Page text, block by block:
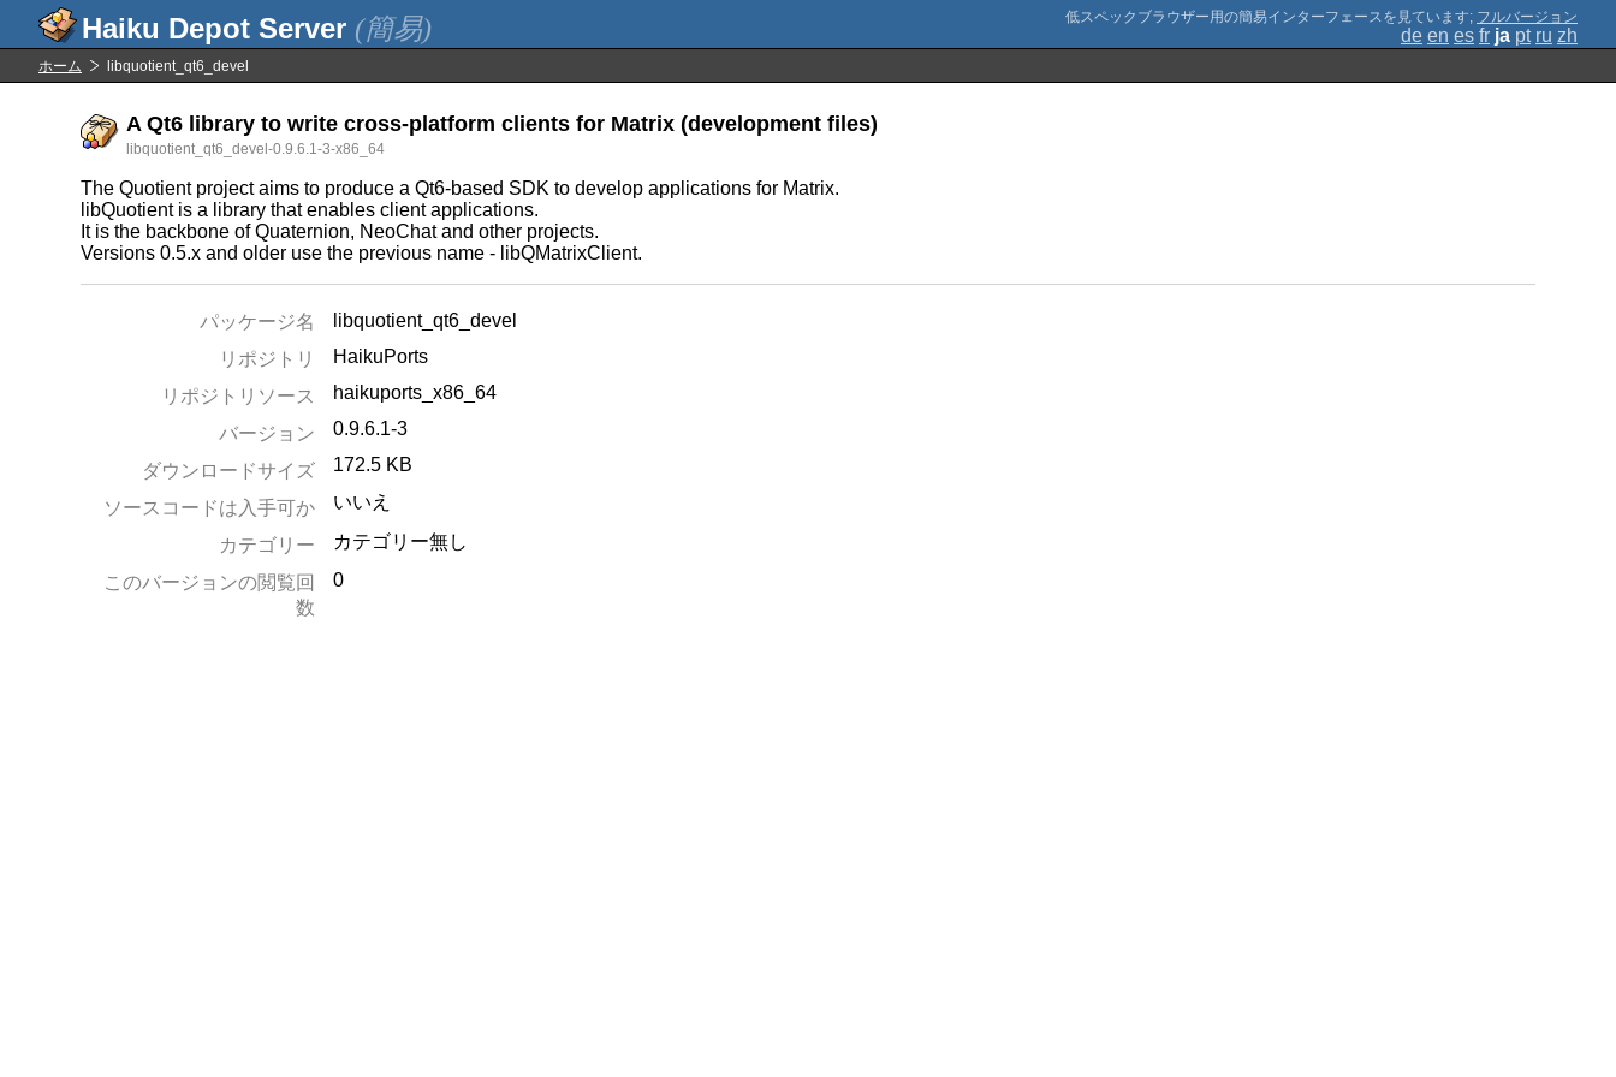
(簡易) ; フルバージョン
de en es fr ja pt ru zh
ホーム libquotient_qt6_devel
A Qt6 library to write cross-platform clients for Matrix (development files)
libquotient_qt6_devel-0.9.6.1-3-x86_64
The Quotient project aims to produce a Qt6-based SDK to develop applications for Matrix.
libQuotient is a library that enables client applications.
It is the backbone of Quaternion, NeoChat and other projects.
Versions 0.5.x and older use the previous name - libQMatrixClient.
パッケージ名
libquotient_qt6_devel
リポジトリ
HaikuPorts
リポジトリソース
haikuports_x86_64
バージョン
0.9.6.1-3
ダウンロードサイズ 172.5 KB
ソースコードは入手可か いいえ
カテゴリー
カテゴリー無し
このバージョンの閲覧回
数
0